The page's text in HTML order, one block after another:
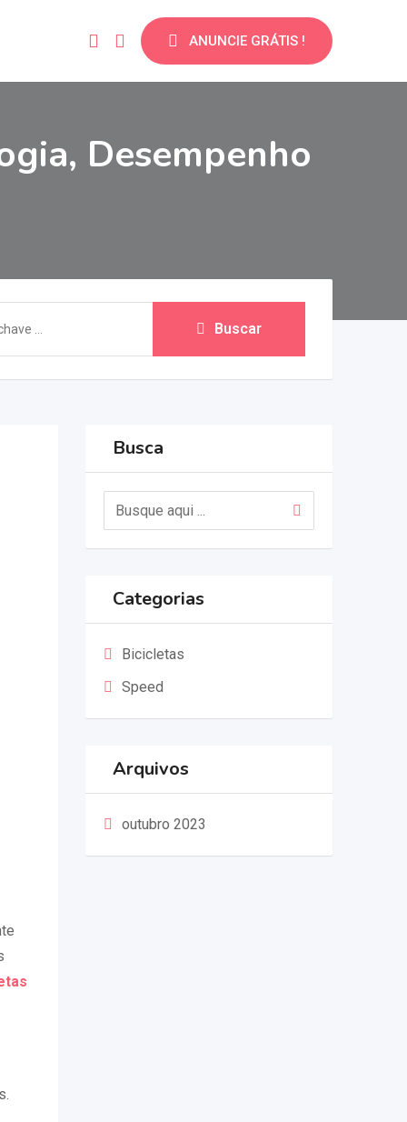
ANUNCIE GRÁTIS !
Desempenho
Buscar
Busca
Categorias
Bicicletas
Speed
Arquivos
outubro 2023